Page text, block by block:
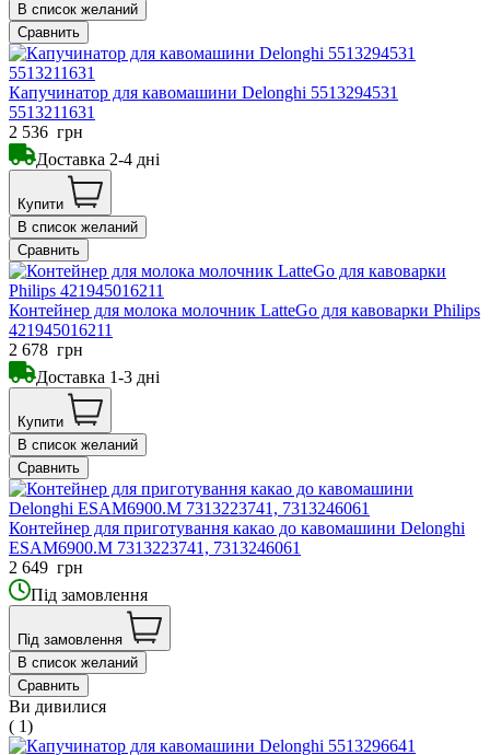
В список желаний
Сравнить
Капучинатор для кавомашини Delonghi 5513294531
5513211631
2 536 грн
Доставка 2-4 дні
Купити
В список желаний
Сравнить
Контейнер для молока молочник LatteGo для кавоварки Philips
421945016211
2 678 грн
Доставка 1-3 дні
Купити
В список желаний
Сравнить
Контейнер для приготування какао до кавомашини Delonghi
ESAM6900.M 7313223741, 7313246061
2 649 грн
Під замовлення
Під замовлення
В список желаний
Сравнить
Ви дивилися
( 1)